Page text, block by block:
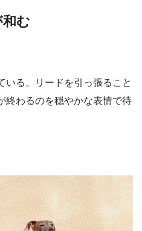
む
いる。リードを引っ張ること
終わるのを穏やかな表情で待